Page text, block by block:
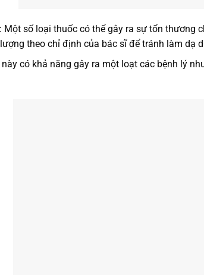
số loại thuốc có thể gây ra sự tổn thương
theo chỉ định của bác sĩ để tránh làm dạ
có khả năng gây ra một loạt các bệnh lý